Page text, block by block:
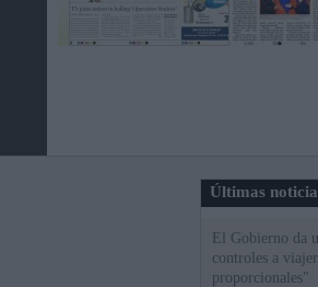
Últimas
El Gobierno da
controles a
proporcionales"